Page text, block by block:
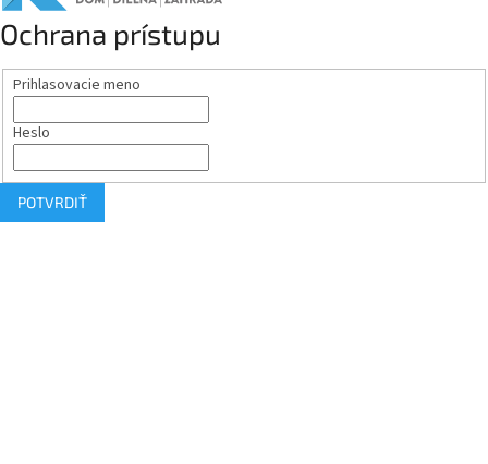
Ochrana prístupu
Prihlasovacie meno
Heslo
POTVRDIŤ